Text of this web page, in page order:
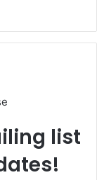
list